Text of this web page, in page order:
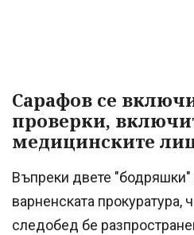
Сарафов се
проверки,
медицинските
Въпреки двете "бодряшки"
варненската прокуратура,
следобед бе